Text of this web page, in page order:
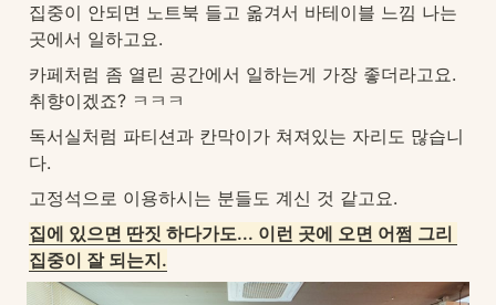
집중이 안되면 노트북 들고 옮겨서 바테이블 느낌 나는
곳에서 일하고요.
카페처럼 좀 열린 공간에서 일하는게 가장 좋더라고요.
취향이겠죠? ㅋㅋㅋ
독서실처럼 파티션과 칸막이가 쳐져있는 자리도 많습니
다.
고정석으로 이용하시는 분들도 계신 것 같고요.
집에 있으면 딴짓 하다가도... 이런 곳에 오면 어쩜 그리
집중이 잘 되는지.